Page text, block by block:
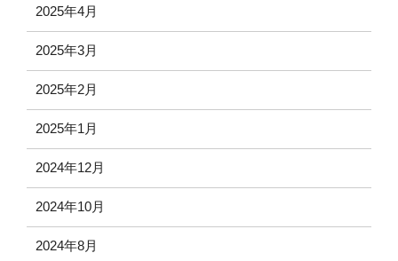
2025年4月
2025年3月
2025年2月
2025年1月
2024年12月
2024年10月
2024年8月